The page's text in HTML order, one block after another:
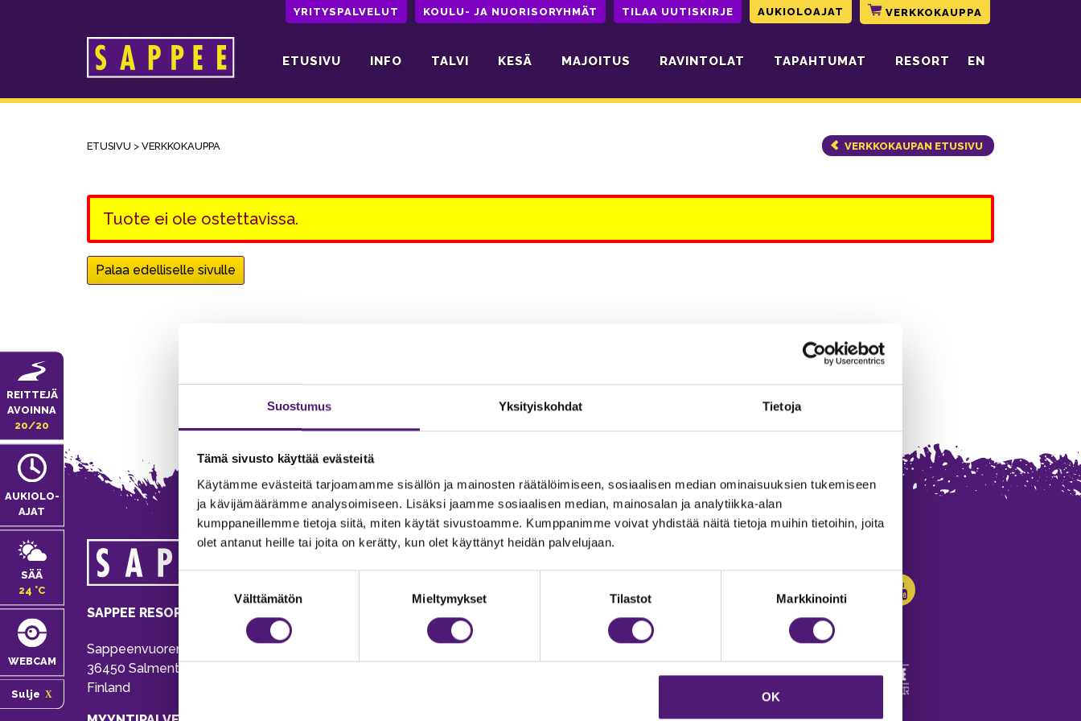
Suostumus Yksityiskohdat Tietoja
Tämä sivusto käyttää evästeitä
Käytämme evästeitä tarjoamamme sisällön ja mainosten räätälöimiseen, sosiaalisen median ominaisuuksien tukemiseen
ja kävijämäärämme analysoimiseen. Lisäksi jaamme sosiaalisen median, mainosalan ja analytiikka-alan
kumppaneillemme tietoja siitä, miten käytät sivustoamme. Kumppanimme voivat yhdistää näitä tietoja muihin tietoihin, joita
olet antanut heille tai joita on kerätty, kun olet käyttänyt heidän palvelujaan.
Välttämätön Mieltymykset Tilastot Markkinointi
OK
YRITYSPALVELUT KOULU- JA NUORISORYHMÄT TILAA UUTISKIRJE AUKIOLOAJAT VERKKOKAUPPA
Päävalikko ETUSIVU INFO TALVI KESÄ MAJOITUS RAVINTOLAT TAPAHTUMAT RESORT EN
REITTEJÄ
AVOINNA
20/20
AUKIOLO­
AJAT
SÄÄ
24 °C
WEBCAM
Sulje
ETUSIVU > VERKKOKAUPPA VERKKOKAUPAN ETUSIVU
Tuote ei ole ostettavissa.
Palaa edelliselle sivulle
SAPPEE RESORT
Sappeenvuorentie 200
36450 Salmentaka, Pälkäne
Finland
MAJOITUS
020 755 9975
majoitus@sappee.fi
Vastuullisuus
Avoimet työpaikat
Anna palautetta
Evästeasetukset